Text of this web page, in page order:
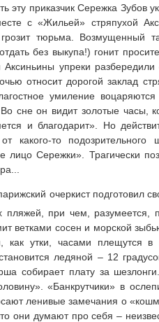
эту приказчик Сережка Зубов
с «Жильей» стряпухой
тюрьма. Возмущенный
без выкупа!) гонит
упреки разбередили
относит дорогой заклад
умиление
сне он видит золотые часы,
и благодарит». Но
какого-то
лицо Сережки». Трагически
очеркист подготовил
пляжей, при чем, разумеется,
ветками сосен и морской
как утки, часами плещутся
ледяной – 12
собирает плату за
«Банкрутчики» в
ленивые замечания о
они думают про себя –